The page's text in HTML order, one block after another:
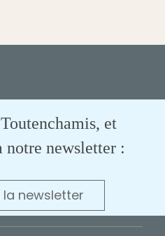
et
notre newsletter :
la newsletter